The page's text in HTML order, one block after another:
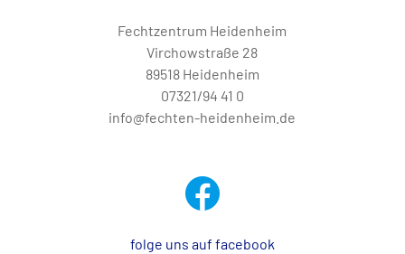
Fechtzentrum Heidenheim
Virchowstraße 28
89518 Heidenheim
07321/94 41 0
info@fechten-heidenheim.de
folge uns auf facebook